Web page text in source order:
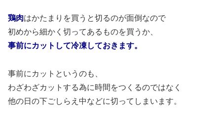
鶏肉はかたまりを買うと切るのが面倒なので
初めから細かく切ってあるものを買うか、
事前にカットして冷凍しておきます。
事前にカットというのも、
わざわざカットする為に時間をつくるのではなく
他の日の下ごしらえ中などに切ってしまいます。